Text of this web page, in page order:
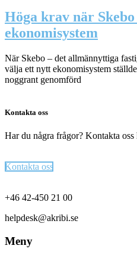
Höga krav när
ekonomisystem
När Skebo – det allmännyttiga
välja ett nytt ekonomisystem
noggrant genomförd
Kontakta oss
Har du några frågor? Kontakta oss
Kontakta oss
+46 42-450 21 00
helpdesk@akribi.se
Meny